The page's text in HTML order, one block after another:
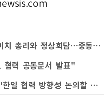
이 대통령, 고향 안동서 다카이치 총리와 정상회담…중동 상황 등 글로벌 현안도 논의
력 공동문서 발표"
日다카이치, 한국으로 출발…"한일 협력 방향성 논의할 것"(종합)